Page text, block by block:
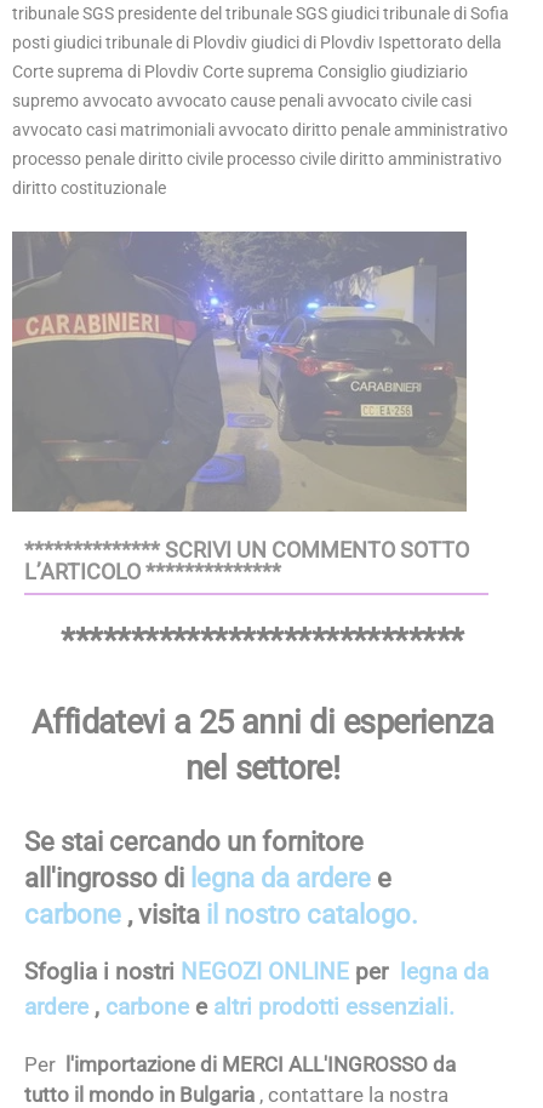
tribunale SGS presidente del tribunale SGS giudici tribunale di Sofia
posti giudici tribunale di Plovdiv giudici di Plovdiv Ispettorato della
Corte suprema di Plovdiv Corte suprema Consiglio giudiziario
supremo avvocato avvocato cause penali avvocato civile casi
avvocato casi matrimoniali avvocato diritto penale amministrativo
processo penale diritto civile processo civile diritto amministrativo
diritto costituzionale
************** SCRIVI UN COMMENTO SOTTO
L’ARTICOLO **************
*****************************
Affidatevi a 25 anni di esperienza
nel settore!
Se stai cercando un fornitore
all'ingrosso di legna da ardere e
carbone , visita il nostro catalogo.
Sfoglia i nostri NEGOZI ONLINE per
legna da
ardere , carbone e altri prodotti essenziali.
Per
l'importazione di MERCI ALL'INGROSSO da
tutto il mondo in Bulgaria , contattare la nostra